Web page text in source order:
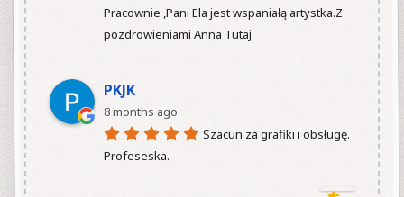
Pracownie ,Pani Ela jest wspaniałą artystka.Z
pozdrowieniami Anna Tutaj
PKJK
8 months ago
Szacun za grafiki i obsługę.
Profeseska.